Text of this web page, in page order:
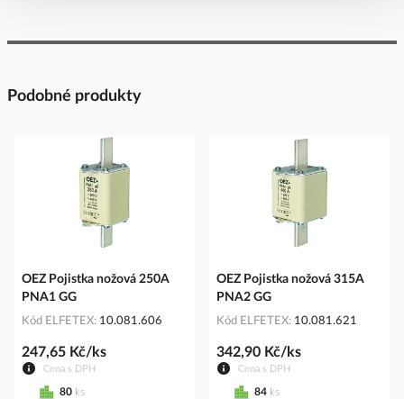
Podobné produkty
OEZ Pojistka nožová 250A
PNA1 GG
Kód ELFETEX 10.081.606
Cena s DPH
247,65 Kč/ks
80 ks
OEZ Pojistka nožová 315A
PNA2 GG
Kód ELFETEX 10.081.621
Cena s DPH
342,90 Kč/ks
84 ks